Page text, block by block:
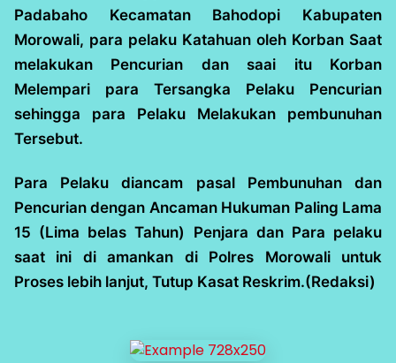
Padabaho Kecamatan Bahodopi Kabupaten
Morowali, para pelaku Katahuan oleh Korban Saat
melakukan Pencurian dan saai itu Korban
Melempari para Tersangka Pelaku Pencurian
sehingga para Pelaku Melakukan pembunuhan
Tersebut.
Para Pelaku diancam pasal Pembunuhan dan
Pencurian dengan Ancaman Hukuman Paling Lama
15 (Lima belas Tahun) Penjara dan Para pelaku
saat ini di amankan di Polres Morowali untuk
Proses lebih lanjut, Tutup Kasat Reskrim.(Redaksi)